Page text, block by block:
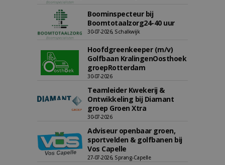
Boominspecteur bij
Boomtotaalzorg24-40 uur
30-07-2026, Schalkwijk
Hoofdgreenkeeper (m/v)
Golfbaan KralingenOosthoek
groepRotterdam
30-07-2026
Teamleider Kwekerij &
Ontwikkeling bij Diamant
groep Groen Xtra
30-07-2026
Adviseur openbaar groen,
sportvelden & golfbanen bij
Vos Capelle
27-07-2026, Sprang-Capelle